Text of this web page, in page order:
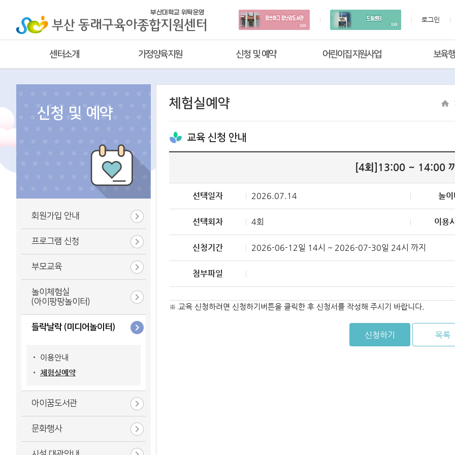
로그인
센터소개 가정양육지원 신청 및 예약 어린이집지원사업 보육
신청 및 예약
회원가입 안내
프로그램 신청
부모교육
놀이체험실
(아이팡팡놀이터)
들락날락 (미디어놀이터)
이용안내
체험실예약
아이꿈도서관
문화행사
체험실예약
교육 신청 안내
[4회]13:00 ~ 14:00
선택일자 2026.07.14 놀이
선택회차 4회 이용
신청기간 2026-06-12일 14시 ~ 2026-07-30일 24시 까지
첨부파일
※ 교육 신청하려면 신청하기버튼을 클릭한 후 신청서를 작성해 주시기 바랍니다.
신청하기 목록